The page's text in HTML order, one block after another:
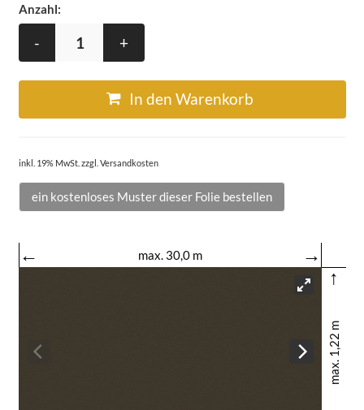
Anzahl:
- +
In den Warenkorb
inkl. 19% MwSt. zzgl. Versandkosten
ein kostenloses Muster dieser Folie bestellen
← max. 30,0 m
→
↑
max. 1,22 m